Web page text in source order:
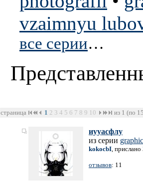
vzaimnyu
все серии…
страница 1 2 3 4 5 6 7 8 9 10 из 1 (по
иууасфлу
из серии
kokocbI,
отзывов: 11